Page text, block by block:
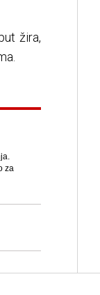
žira,
za